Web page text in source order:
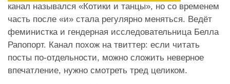
канал назывался «Котики и танцы», но со временем
часть после «и» стала регулярно меняться. Ведёт
феминистка и гендерная исследовательница Белла
Рапопорт. Канал похож на твиттер: если читать
посты по-отдельности, можно сложить неверное
впечатление, нужно смотреть тред целиком.